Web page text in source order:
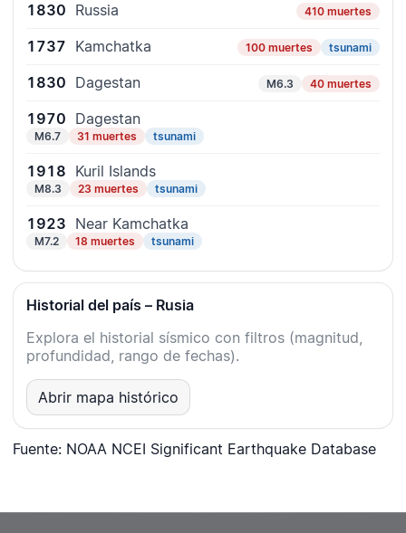
1830 Russia 410 muertes
1737 Kamchatka 100 muertes tsunami
1830 Dagestan M6.3 40 muertes
1970 Dagestan
M6.7 31 muertes tsunami
1918 Kuril Islands
M8.3 23 muertes tsunami
1923 Near Kamchatka
M7.2 18 muertes tsunami
Historial del país – Rusia
Explora el historial sísmico con filtros (magnitud,
profundidad, rango de fechas).
Abrir mapa histórico
Fuente: NOAA NCEI Significant Earthquake Database